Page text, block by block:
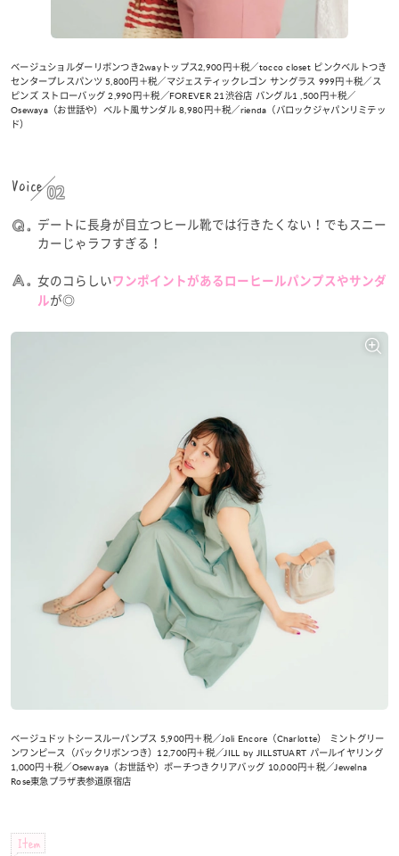
ベージュショルダーリボンつき2wayトップス2,900円＋税／tocco closet ピンクベルトつき
センタープレスパンツ 5,800円＋税／マジェスティックレゴン サングラス 999円＋税／ス
ピンズ ストローバッグ 2,990円＋税／FOREVER 21渋谷店 バングル1 ,500円＋税／
Osewaya（お世話や）ベルト風サンダル 8,980円＋税／rienda（バロックジャパンリミテッ
ド）
Voice 02
デートに長身が目立つヒール靴では行きたくない！でもスニー
カーじゃラフすぎる！
女のコらしいワンポイントがあるローヒールパンプスやサンダ
ルが◎
ベージュドットシースルーパンプス 5,900円＋税／Joli Encore（Charlotte） ミントグリー
ンワンピース（バックリボンつき）12,700円＋税／JILL by JILLSTUART パールイヤリング
1,000円＋税／Osewaya（お世話や）ポーチつきクリアバッグ 10,000円＋税／Jewelna
Rose東急プラザ表参道原宿店
Item